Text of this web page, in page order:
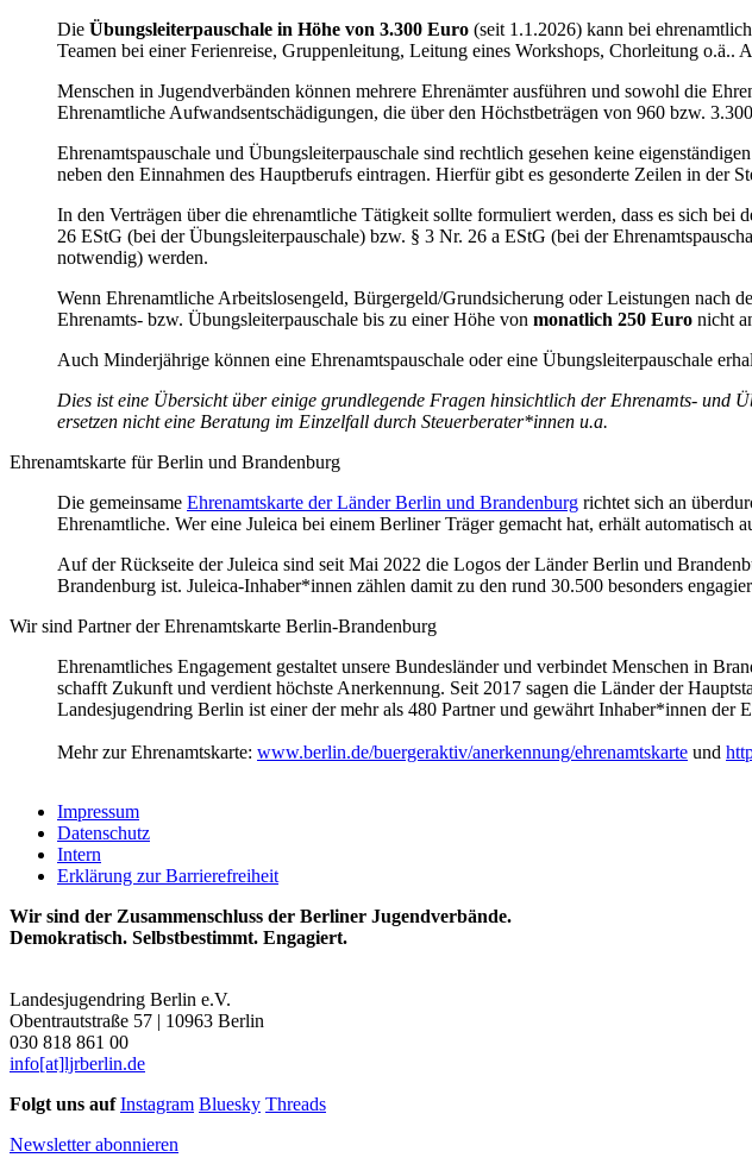
Die Übungsleiterpauschale in Höhe von 3.300 Euro (seit 1.1.2026) kann bei
Teamen bei einer Ferienreise, Gruppenleitung, Leitung eines Workshops, Chorleitung o.ä..
Menschen in Jugendverbänden können mehrere Ehrenämter ausführen und sowohl die
Ehrenamtliche Aufwandsentschädigungen, die über den Höchstbeträgen von 960 bzw.
Ehrenamtspauschale und Übungsleiterpauschale sind rechtlich gesehen keine
neben den Einnahmen des Hauptberufs eintragen. Hierfür gibt es gesonderte Zeilen in der
In den Verträgen über die ehrenamtliche Tätigkeit sollte formuliert werden, dass es sich bei
26 EStG (bei der Übungsleiterpauschale) bzw. § 3 Nr. 26 a EStG (bei der
notwendig) werden.
Wenn Ehrenamtliche Arbeitslosengeld, Bürgergeld/Grundsicherung oder Leistungen nach
Ehrenamts- bzw. Übungsleiterpauschale bis zu einer Höhe von monatlich 250 Euro nicht
Auch Minderjährige können eine Ehrenamtspauschale oder eine Übungsleiterpauschale
Dies ist eine Übersicht über einige grundlegende Fragen hinsichtlich der Ehrenamts- und
ersetzen nicht eine Beratung im Einzelfall durch Steuerberater*innen u.a.
Ehrenamtskarte für Berlin und Brandenburg
Die gemeinsame Ehrenamtskarte der Länder Berlin und Brandenburg richtet sich an
Ehrenamtliche. Wer eine Juleica bei einem Berliner Träger gemacht hat, erhält
Auf der Rückseite der Juleica sind seit Mai 2022 die Logos der Länder Berlin und
Brandenburg ist. Juleica-Inhaber*innen zählen damit zu den rund 30.500 besonders
Wir sind Partner der Ehrenamtskarte Berlin-Brandenburg
Ehrenamtliches Engagement gestaltet unsere Bundesländer und verbindet Menschen in
schafft Zukunft und verdient höchste Anerkennung. Seit 2017 sagen die Länder der
Landesjugendring Berlin ist einer der mehr als 480 Partner und gewährt Inhaber*innen der
Mehr zur Ehrenamtskarte: www.berlin.de/buergeraktiv/anerkennung/ehrenamtskarte und
Impressum
Datenschutz
Intern
Erklärung zur Barrierefreiheit
Wir sind der Zusammenschluss der Berliner Jugendverbände.
Demokratisch. Selbstbestimmt. Engagiert.
Landesjugendring Berlin e.V.
Obentrautstraße 57 | 10963 Berlin
030 818 861 00
info[at]ljrberlin.de
Folgt uns auf Instagram Bluesky Threads
Newsletter abonnieren